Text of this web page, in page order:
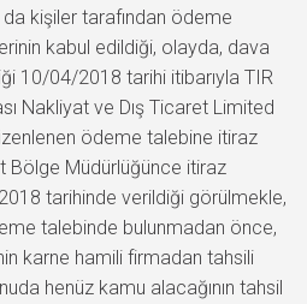
kişiler tarafından ödeme
kabul edildiği, olayda, dava
10/04/2018 tarihi itibarıyla TIR
Nakliyat ve Dış Ticaret Limited
ödeme talebine itiraz
Bölge Müdürlüğünce itiraz
tarihinde verildiği görülmekle,
talebinde bulunmadan önce,
karne hamili firmadan tahsili
henüz kamu alacağının tahsil